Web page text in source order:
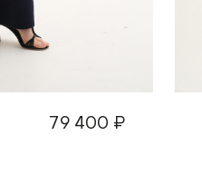
79 400 ₽